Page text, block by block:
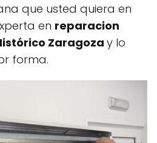
que usted quiera en
en reparacion
Zaragozay lo
forma.